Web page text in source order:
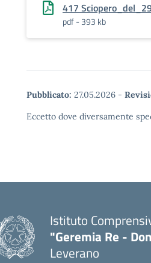
417
pdf - 393 kb
Pubblicato: 27.05.2026 -
Eccetto dove diversamente
Istituto
"Geremia Re -
Leverano